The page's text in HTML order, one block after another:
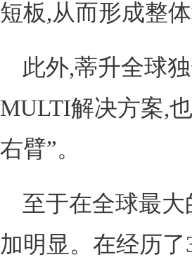
短板,从而形成整体
此外,蒂升全球
MULTI解决方案,
右臂”。
至于在全球最
加明显。在经历